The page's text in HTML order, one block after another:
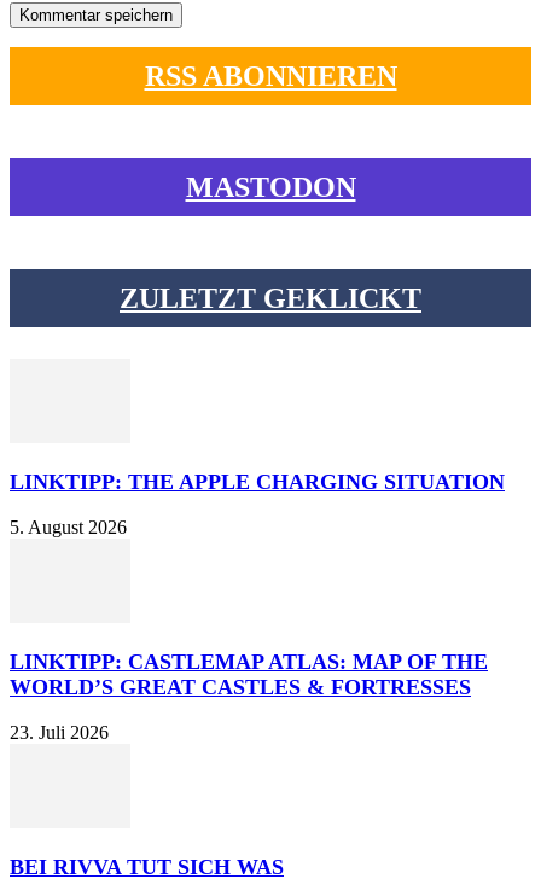
RSS ABONNIEREN
MASTODON
ZULETZT GEKLICKT
LINKTIPP: THE APPLE CHARGING SITUATION
5. August 2026
LINKTIPP: CASTLEMAP ATLAS: MAP OF THE
WORLD’S GREAT CASTLES & FORTRESSES
23. Juli 2026
BEI RIVVA TUT SICH WAS